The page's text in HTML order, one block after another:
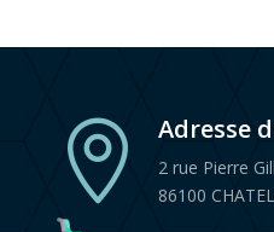
 Adresse
2 rue Pierre
86100